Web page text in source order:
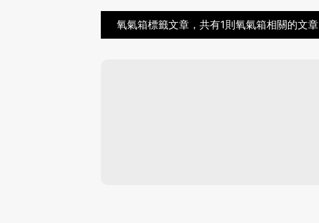
氧氣箱標籤文章，共有1則氧氣箱相關的文章